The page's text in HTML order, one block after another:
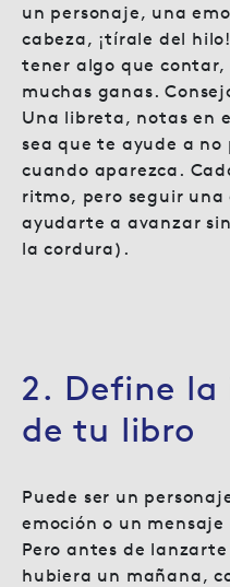
un personaje, una
cabeza, ¡tírale del
tener algo que contar,
muchas ganas.
Una libreta, notas en
sea que te ayude a
cuando aparezca.
ritmo, pero seguir
ayudarte a avanzar
la cordura).
2. Define
de tu libro
Puede ser un
emoción o un
Pero antes de
hubiera un mañana,